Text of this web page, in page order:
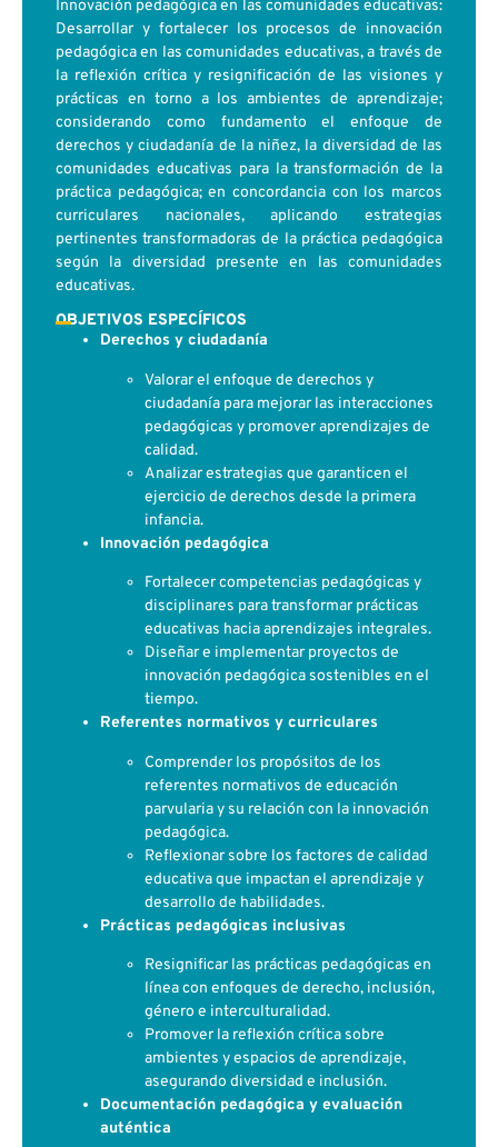
Innovación pedagógica en las comunidades educativas:
Desarrollar y fortalecer los procesos de innovación
pedagógica en las comunidades educativas, a través de
la reflexión crítica y resignificación de las visiones y
prácticas en torno a los ambientes de aprendizaje;
considerando como fundamento el enfoque de
derechos y ciudadanía de la niñez, la diversidad de las
comunidades educativas para la transformación de la
práctica pedagógica; en concordancia con los marcos
curriculares nacionales, aplicando estrategias
pertinentes transformadoras de la práctica pedagógica
según la diversidad presente en las comunidades
educativas.
OBJETIVOS ESPECÍFICOS
Derechos y ciudadanía
Valorar el enfoque de derechos y
ciudadanía para mejorar las interacciones
pedagógicas y promover aprendizajes de
calidad.
Analizar estrategias que garanticen el
ejercicio de derechos desde la primera
infancia.
Innovación pedagógica
Fortalecer competencias pedagógicas y
disciplinares para transformar prácticas
educativas hacia aprendizajes integrales.
Diseñar e implementar proyectos de
innovación pedagógica sostenibles en el
tiempo.
Referentes normativos y curriculares
Comprender los propósitos de los
referentes normativos de educación
parvularia y su relación con la innovación
pedagógica.
Reflexionar sobre los factores de calidad
educativa que impactan el aprendizaje y
desarrollo de habilidades.
Prácticas pedagógicas inclusivas
Resignificar las prácticas pedagógicas en
línea con enfoques de derecho, inclusión,
género e interculturalidad.
Promover la reflexión crítica sobre
ambientes y espacios de aprendizaje,
asegurando diversidad e inclusión.
Documentación pedagógica y evaluación
auténtica